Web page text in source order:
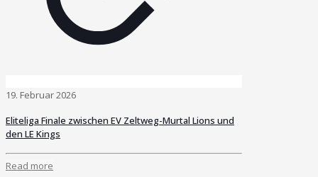
19. Februar 2026
Eliteliga Finale zwischen EV Zeltweg-Murtal Lions und
den LE Kings
Read more